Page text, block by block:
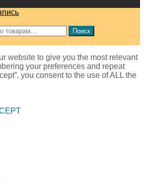
Поиск
website to give you the most relevant
your preferences and repeat
you consent to the use of ALL the